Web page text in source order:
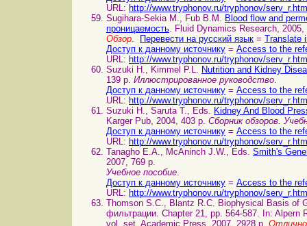
URL: http://www.tryphonov.ru/tryphonov/
Sugihara-Sekia M., Fub B.M. Blood flow and
проницаемость. Fluid Dynamics Research, 2005,
Обзор. Перевести на русский язык = Translate
Доступ к данному источнику = Access to the
URL: http://www.tryphonov.ru/tryphonov/
Suzuki H., Kimmel P.L. Nutrition and Kidney
139 p. Иллюстрированное руководство.
Доступ к данному источнику = Access to the
URL: http://www.tryphonov.ru/tryphonov/
Suzuki H., Saruta T., Eds. Kidney And Blood
Karger Pub, 2004, 403 p. Сборник обзоров.
Доступ к данному источнику = Access to the
URL: http://www.tryphonov.ru/tryphonov/
Tanagho E.A., McAninch J.W., Eds. Smith's
2007, 769 p.
Учебное пособие.
Доступ к данному источнику = Access to the
URL: http://www.tryphonov.ru/tryphonov/
Thomson S.C., Blantz R.C. Biophysical Basis of
фильтрации. Chapter 21, pp. 564-587. In:
vol. set, Academic Press, 2007, 2928 p.